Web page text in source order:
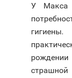
У Макса